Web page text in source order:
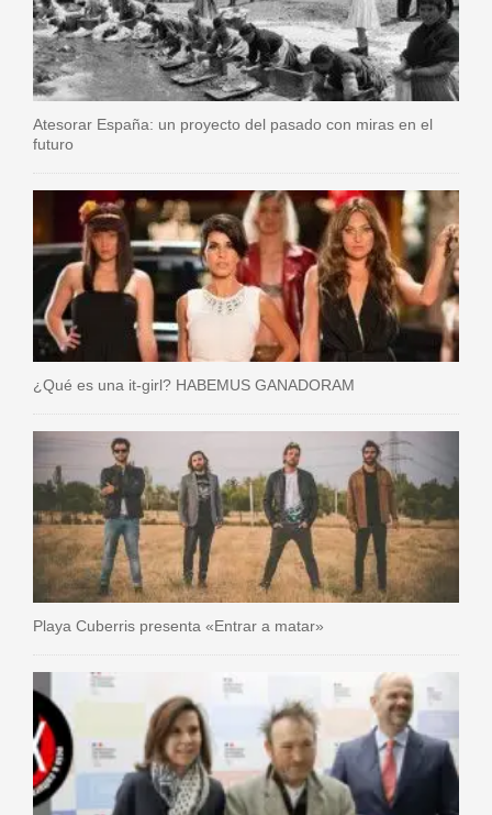
Atesorar España: un proyecto del pasado con miras en el
futuro
¿Qué es una it-girl? HABEMUS GANADORAM
Playa Cuberris presenta «Entrar a matar»